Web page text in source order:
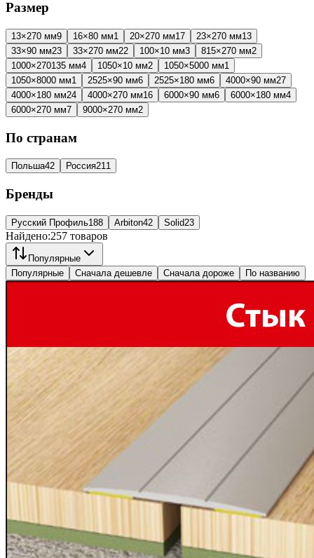
Размер
13×270 мм9 16×80 мм1 20×270 мм17 23×270 мм13
33×90 мм23 33×270 мм22 100×10 мм3 815×270 мм2
1000×270135 мм4 1050×10 мм2 1050×5000 мм1
1050×8000 мм1 2525×90 мм6 2525×180 мм6 4000×90 мм27
4000×180 мм24 4000×270 мм16 6000×90 мм6 6000×180 мм4
6000×270 мм7 9000×270 мм2
По странам
Польша42 Россия211
Бренды
Русский Профиль188 Arbiton42 Solid23
Найдено:257 товаров
Популярные
Популярные
Сначала дешевле Сначала дороже По названию